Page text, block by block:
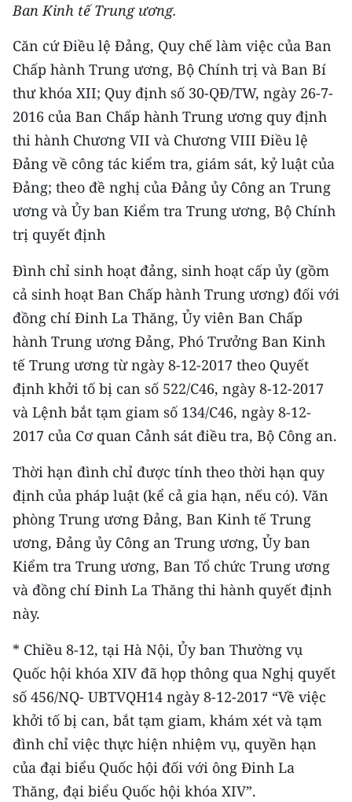
GIÁO DỤC
Y TẾ
KHOA HỌC - CÔNG NGHỆ
MÔI TRƯỜNG
BẠN ĐỌC
KIỂM CHỨNG THÔNG TIN
TRI THỨC CHUYÊN SÂU
54 DÂN TỘC VIỆT NAM
CHƯƠNG TRÌNH OCOP - MỖI XÃ
MỘT SẢN PHẨM
RADIO
MEDIA CENTER
E-Magazine
Video
Media Chính trị
Media Kinh tế
Media Văn hóa
Media Pháp luật
Media Du lịch
Media Thế giới
Media Thể thao
Ban Kinh tế Trung ương.
Căn cứ Điều lệ Đảng, Quy chế làm việc của Ban
Chấp hành Trung ương, Bộ Chính trị và Ban Bí
thư khóa XII; Quy định số 30-QĐ/TW, ngày 26-7-
2016 của Ban Chấp hành Trung ương quy định
thi hành Chương VII và Chương VIII Điều lệ
Đảng về công tác kiểm tra, giám sát, kỷ luật của
Đảng; theo đề nghị của Đảng ủy Công an Trung
ương và Ủy ban Kiểm tra Trung ương, Bộ Chính
trị quyết định
Đình chỉ sinh hoạt đảng, sinh hoạt cấp ủy (gồm
cả sinh hoạt Ban Chấp hành Trung ương) đối với
đồng chí Đinh La Thăng, Ủy viên Ban Chấp
hành Trung ương Đảng, Phó Trưởng Ban Kinh
tế Trung ương từ ngày 8-12-2017 theo Quyết
định khởi tố bị can số 522/C46, ngày 8-12-2017
và Lệnh bắt tạm giam số 134/C46, ngày 8-12-
2017 của Cơ quan Cảnh sát điều tra, Bộ Công an.
Thời hạn đình chỉ được tính theo thời hạn quy
định của pháp luật (kể cả gia hạn, nếu có). Văn
phòng Trung ương Đảng, Ban Kinh tế Trung
ương, Đảng ủy Công an Trung ương, Ủy ban
Kiểm tra Trung ương, Ban Tổ chức Trung ương
và đồng chí Đinh La Thăng thi hành quyết định
này.
* Chiều 8-12, tại Hà Nội, Ủy ban Thường vụ
Quốc hội khóa XIV đã họp thông qua Nghị quyết
số 456/NQ- UBTVQH14 ngày 8-12-2017 “Về việc
khởi tố bị can, bắt tạm giam, khám xét và tạm
đình chỉ việc thực hiện nhiệm vụ, quyền hạn
của đại biểu Quốc hội đối với ông Đinh La
Thăng, đại biểu Quốc hội khóa XIV”.